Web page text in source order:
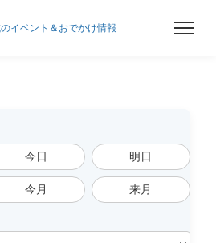
イベント＆おでかけ情報
今日 明日
今月 来月